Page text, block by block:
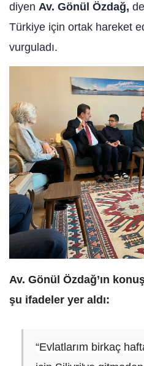
diyen Av. Gönül Özdağ,
Türkiye için ortak hareket
vurguladı.
Av. Gönül Özdağ’ın
şu ifadeler yer aldı:
“Evlatlarım birkaç